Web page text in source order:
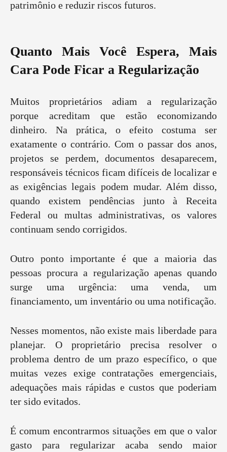
patrimônio e reduzir riscos futuros.
Quanto Mais Você Espera, Mais
Cara Pode Ficar a Regularização
Muitos proprietários adiam a regularização
porque acreditam que estão economizando
dinheiro. Na prática, o efeito costuma ser
exatamente o contrário. Com o passar dos anos,
projetos se perdem, documentos desaparecem,
responsáveis técnicos ficam difíceis de localizar e
as exigências legais podem mudar. Além disso,
quando existem pendências junto à Receita
Federal ou multas administrativas, os valores
continuam sendo corrigidos.
Outro ponto importante é que a maioria das
pessoas procura a regularização apenas quando
surge uma urgência: uma venda, um
financiamento, um inventário ou uma notificação.
Nesses momentos, não existe mais liberdade para
planejar. O proprietário precisa resolver o
problema dentro de um prazo específico, o que
muitas vezes exige contratações emergenciais,
adequações mais rápidas e custos que poderiam
ter sido evitados.
É comum encontrarmos situações em que o valor
gasto para regularizar acaba sendo maior